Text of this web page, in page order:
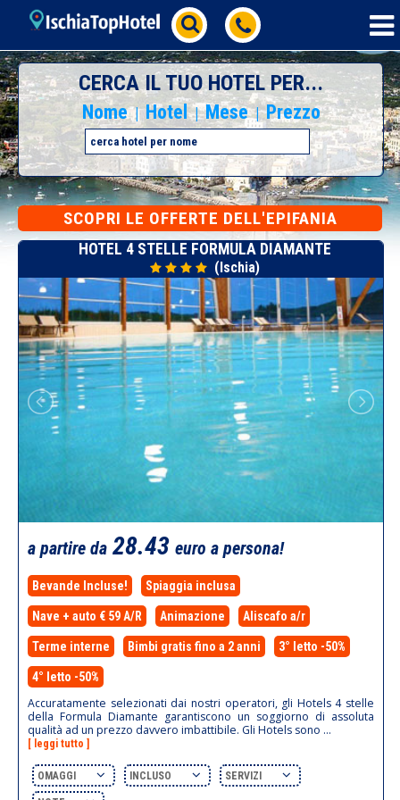
CERCA IL TUO HOTEL PER...
Nome | Hotel | Mese | Prezzo
SCOPRI LE OFFERTE DELL'EPIFANIA
HOTEL 4 STELLE FORMULA DIAMANTE
(Ischia)
a partire da 28.43 euro a persona!
Bevande Incluse! Spiaggia inclusa
Nave + auto € 59 A/R Animazione Aliscafo a/r
Terme interne Bimbi gratis fino a 2 anni 3° letto -50%
4° letto -50%
Accuratamente selezionati dai nostri operatori, gli Hotels 4 stelle
della Formula Diamante garantiscono un soggiorno di assoluta
qualità ad un prezzo davvero imbattibile. Gli Hotels sono ...
[ leggi tutto ]
OMAGGI INCLUSO SERVIZI